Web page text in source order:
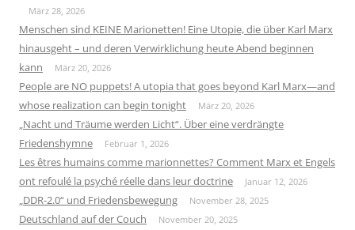
März 28, 2026
Menschen sind KEINE Marionetten! Eine Utopie, die über Karl Marx
hinausgeht – und deren Verwirklichung heute Abend beginnen
kann
März 20, 2026
People are NO puppets! A utopia that goes beyond Karl Marx—and
whose realization can begin tonight
März 20, 2026
„Nacht und Träume werden Licht“. Über eine verdrängte
Friedenshymne
Februar 1, 2026
Les êtres humains comme marionnettes? Comment Marx et Engels
ont refoulé la psyché réelle dans leur doctrine
Januar 12, 2026
„DDR-2.0“ und Friedensbewegung November 28, 2025
Deutschland auf der Couch November 20, 2025